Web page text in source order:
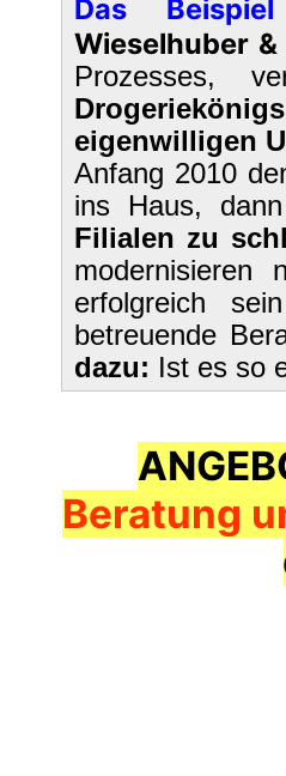
Das
Wieselhuber
Prozesses,
Drogeriekönigs
eigenwilligen
Anfang 2010
ins Haus,
Filialen zu
modernisieren
erfolgreich
betreuende
dazu: Ist es so
Beratung